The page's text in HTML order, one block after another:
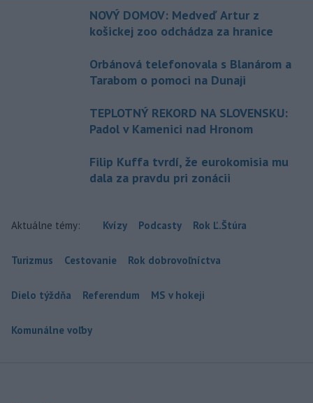
NOVÝ DOMOV: Medveď Artur z
košickej zoo odchádza za hranice
Orbánová telefonovala s Blanárom a
Tarabom o pomoci na Dunaji
TEPLOTNÝ REKORD NA SLOVENSKU:
Padol v Kamenici nad Hronom
Filip Kuffa tvrdí, že eurokomisia mu
dala za pravdu pri zonácii
Aktuálne témy: Kvízy Podcasty Rok Ľ.Štúra
Turizmus Cestovanie Rok dobrovoľníctva
Dielo týždňa Referendum MS v hokeji
Komunálne voľby